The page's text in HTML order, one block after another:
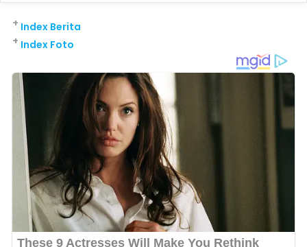
Index Berita
+
Index Foto
+